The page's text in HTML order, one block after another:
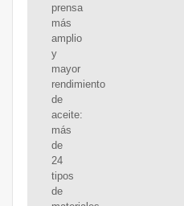
prensa
más
amplio
y
mayor
rendimiento
de
aceite:
más
de
24
tipos
de